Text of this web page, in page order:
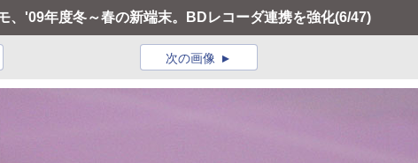
、'09年度冬～春の新端末。BDレコーダ連携を強化(6/47)
次の画像